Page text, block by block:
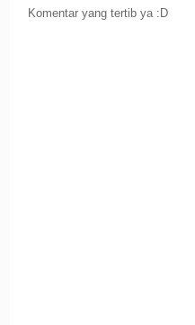
Komentar yang tertib ya :D